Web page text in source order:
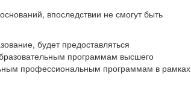
впоследствии не смогут быть
будет предоставляться
программам высшего
профессиональным программам в рамках